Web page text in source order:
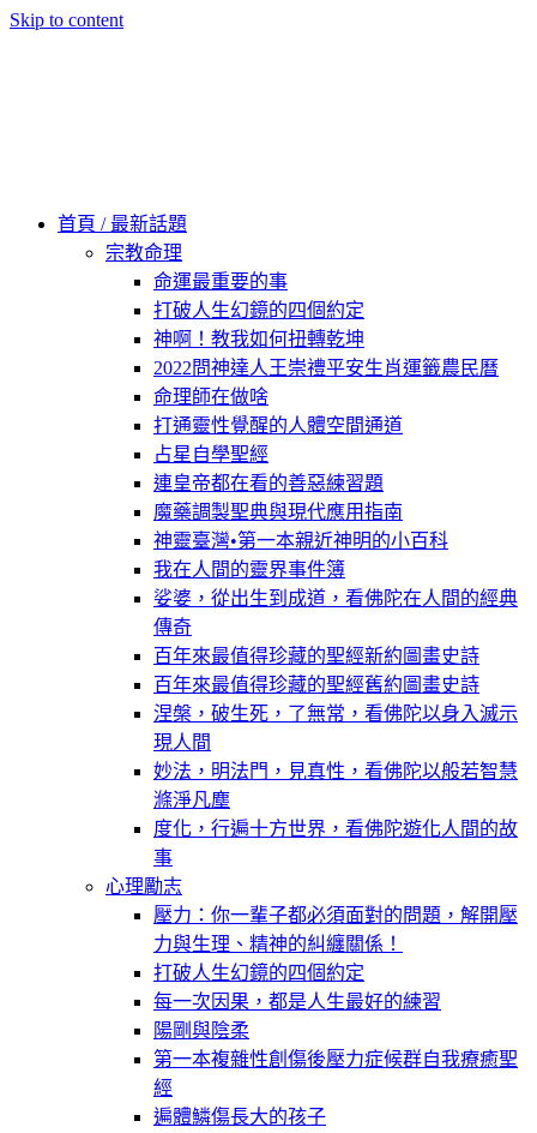
Skip to content
首頁 / 最新話題
宗教命理
命運最重要的事
打破人生幻鏡的四個約定
神啊！教我如何扭轉乾坤
2022問神達人王崇禮平安生肖運籤農民曆
命理師在做啥
打通靈性覺醒的人體空間通道
占星自學聖經
連皇帝都在看的善惡練習題
魔藥調製聖典與現代應用指南
神靈臺灣•第一本親近神明的小百科
我在人間的靈界事件簿
娑婆，從出生到成道，看佛陀在人間的經典
傳奇
百年來最值得珍藏的聖經新約圖畫史詩
百年來最值得珍藏的聖經舊約圖畫史詩
涅槃，破生死，了無常，看佛陀以身入滅示
現人間
妙法，明法門，見真性，看佛陀以般若智慧
滌淨凡塵
度化，行遍十方世界，看佛陀遊化人間的故
事
心理勵志
壓力：你一輩子都必須面對的問題，解開壓
力與生理、精神的糾纏關係！
打破人生幻鏡的四個約定
每一次因果，都是人生最好的練習
陽剛與陰柔
第一本複雜性創傷後壓力症候群自我療癒聖
經
遍體鱗傷長大的孩子